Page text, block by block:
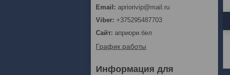
apriorivip@mail.ru
+375295487703
априори.бел
График работы
Информация для